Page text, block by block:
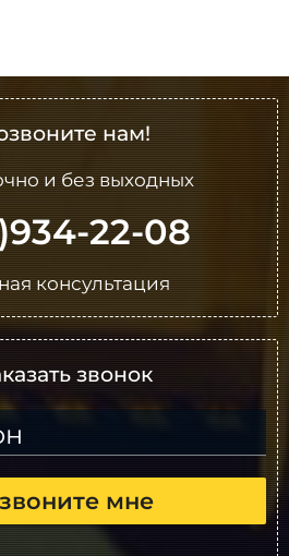
нам!
и без выходных
22-08
консультация
звонок
мне